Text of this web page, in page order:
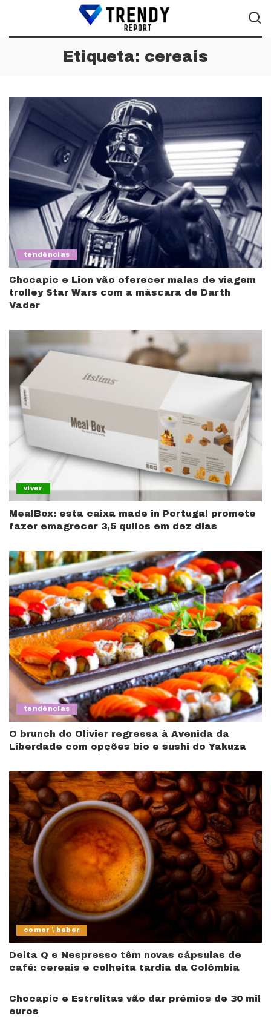
Etiqueta: cereais
tendências
Chocapic e Lion vão oferecer malas de viagem
trolley Star Wars com a máscara de Darth
Vader
viver
MealBox: esta caixa made in Portugal promete
fazer emagrecer 3,5 quilos em dez dias
tendências
O brunch do Olivier regressa à Avenida da
Liberdade com opções bio e sushi do Yakuza
comer \ beber
Delta Q e Nespresso têm novas cápsulas de
café: cereais e colheita tardia da Colômbia
Chocapic e Estrelitas vão dar prémios de 30 mil
euros